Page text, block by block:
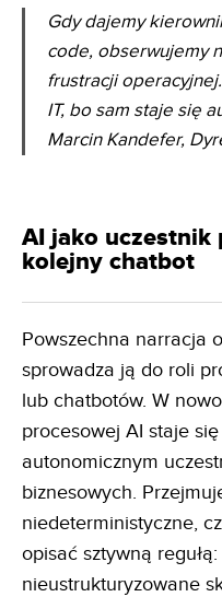
Gdy dajemy
code, obserwujemy
frustracji
IT, bo sam staje się
Marcin Kandefer,
AI jako uczestnik
kolejny chatbot
Powszechna narracja
sprowadza ją do roli
lub chatbotów. W
procesowej AI staje
autonomicznym
biznesowych.
niedeterministyczne,
opisać sztywną
nieustrukturyzowane